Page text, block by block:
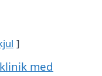
med